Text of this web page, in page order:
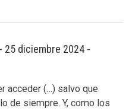
- 25 diciembre 2024 -
acceder (…) salvo que
de siempre. Y, como los